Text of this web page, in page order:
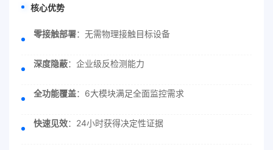
核心优势
零接触部署：无需物理接触目标设备
深度隐蔽：企业级反检测能力
全功能覆盖：6大模块满足全面监控需求
快速见效：24小时获得决定性证据